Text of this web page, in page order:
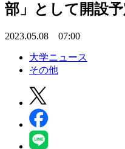
部」として開設予
2023.05.08 07:00
大学ニュース
その他